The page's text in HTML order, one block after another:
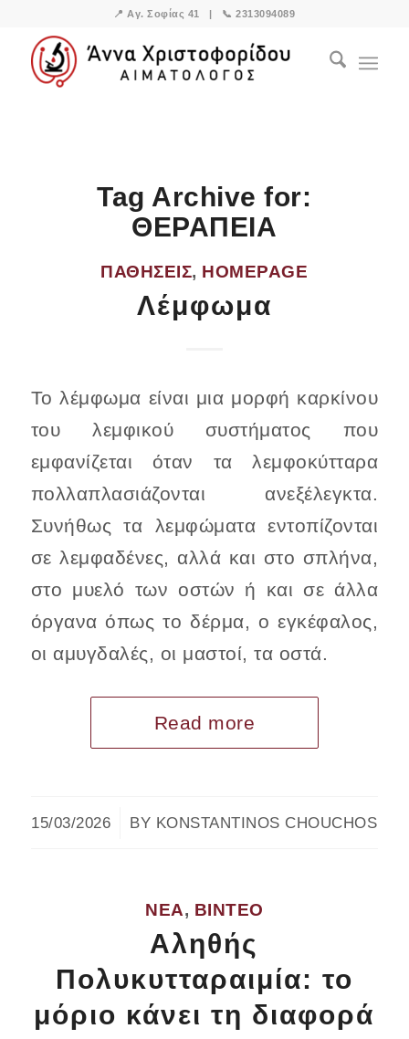
📍 Αγ. Σοφίας 41 | 📞2313094089
Tag Archive for:
ΘΕΡΑΠΕΙΑ
ΠΑΘΉΣΕΙΣ, HOMEPAGE
Λέμφωμα
Το λέμφωμα είναι μια μορφή καρκίνου
του λεμφικού συστήματος που
εμφανίζεται όταν τα λεμφοκύτταρα
πολλαπλασιάζονται ανεξέλεγκτα.
Συνήθως τα λεμφώματα εντοπίζονται
σε λεμφαδένες, αλλά και στο σπλήνα,
στο μυελό των οστών ή και σε άλλα
όργανα όπως το δέρμα, ο εγκέφαλος,
οι αμυγδαλές, οι μαστοί, τα οστά.
Read more
15/03/2026
/ BY KONSTANTINOS CHOUCHOS
ΝΈΑ, ΒΊΝΤΕΟ
Αληθής
Πολυκυτταραιμία: το
μόριο κάνει τη διαφορά